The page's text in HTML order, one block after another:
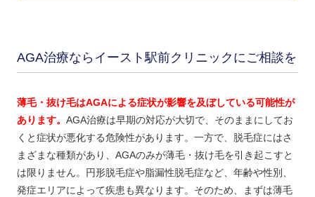
AGA治療ならイースト駅前クリニックにご相談を
薄毛・抜け毛はAGAによる症状が影響を及ぼしている可能性が
あります。 AGA治療は早期の対応が大切で、そのままにしてお
くと症状が悪化する危険性があります。一方で、脱毛症にはさ
まざまな種類があり、AGAのみが薄毛・抜け毛を引き起こすと
は限りません。円形脱毛症や脂漏性脱毛症など、年齢や性別、
発症エリアによって疾患も異なります。そのため、まずは薄毛